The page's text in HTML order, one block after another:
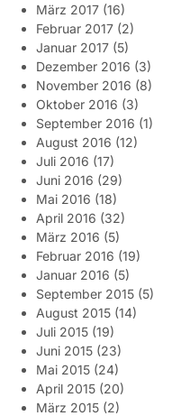
März 2017 (16)
Februar 2017 (2)
Januar 2017 (5)
Dezember 2016 (3)
November 2016 (8)
Oktober 2016 (3)
September 2016 (1)
August 2016 (12)
Juli 2016 (17)
Juni 2016 (29)
Mai 2016 (18)
April 2016 (32)
März 2016 (5)
Februar 2016 (19)
Januar 2016 (5)
September 2015 (5)
August 2015 (14)
Juli 2015 (19)
Juni 2015 (23)
Mai 2015 (24)
April 2015 (20)
März 2015 (2)